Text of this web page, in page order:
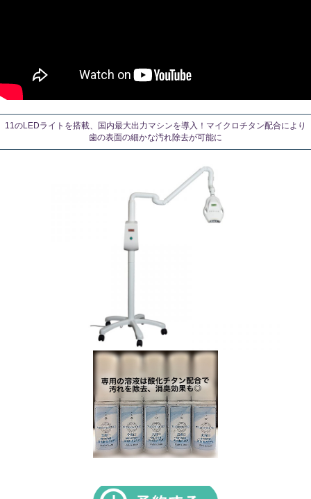
11のLEDライトを搭載、国内最大出力マシンを導入！マイクロチタン配合により
歯の表面の細かな汚れ除去が可能に